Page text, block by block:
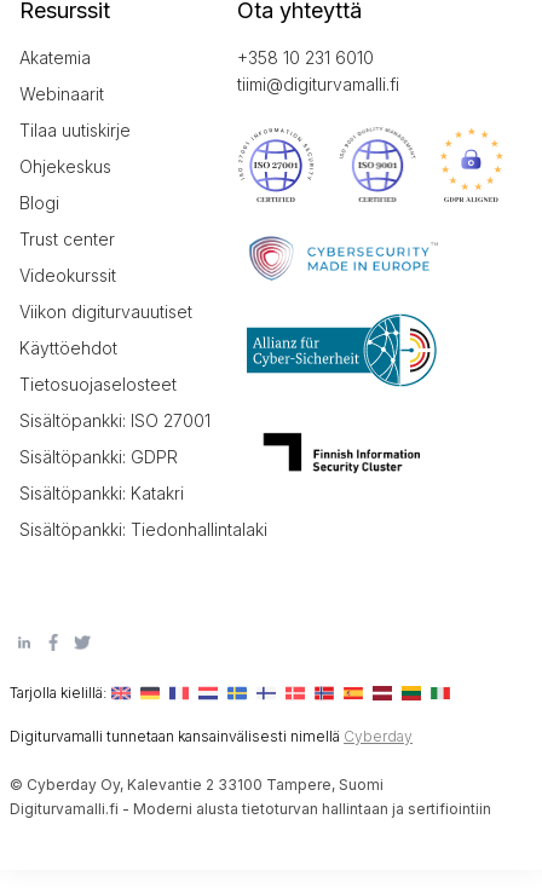
Resurssit
Akatemia
Webinaarit
Tilaa uutiskirje
Ohjekeskus
Blogi
Trust center
Videokurssit
Viikon digiturvauutiset
Käyttöehdot
Tietosuojaselosteet
Sisältöpankki: ISO 27001
Sisältöpankki: GDPR
Sisältöpankki: Katakri
Sisältöpankki: Tiedonhallintalaki
Ota yhteyttä
+358 10 231 6010
tiimi@digiturvamalli.fi
Tarjolla kielillä:
Digiturvamalli tunnetaan kansainvälisesti nimellä Cyberday
© Cyberday Oy, Kalevantie 2 33100 Tampere, Suomi
Digiturvamalli.fi - Moderni alusta tietoturvan hallintaan ja sertifiointiin